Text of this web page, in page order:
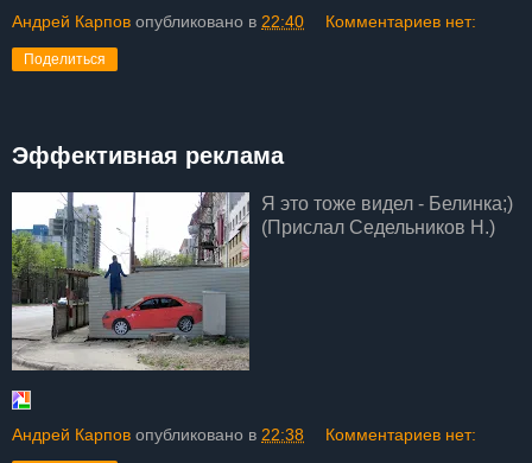
Андрей Карпов опубликовано в 22:40 Комментариев нет:
Поделиться
Эффективная реклама
Я это тоже видел - Белинка;)
(Прислал Седельников Н.)
Андрей Карпов опубликовано в 22:38 Комментариев нет: